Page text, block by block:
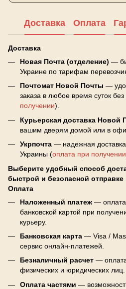
Доставка Оплата
Доставка
Новая Почта (отделение) —
Украине по тарифам
Почтомат Новой Почты —
заказа в любое время суток
получении).
Курьерская доставка Новой
вашим дверям домой или в
Укрпочта — надежная
Украины (оплата при получении
Выберите удобный способ
быстрой и безопасной отправке
Оплата
Наложенный платеж —
банковской картой при
курьеру.
Банковская карта — Visa /
сервис онлайн-платежей.
Безналичный расчет —
физических и юридических лиц.
Оплата частями —